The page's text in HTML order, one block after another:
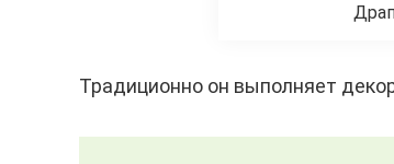
Традиционно он выполняет